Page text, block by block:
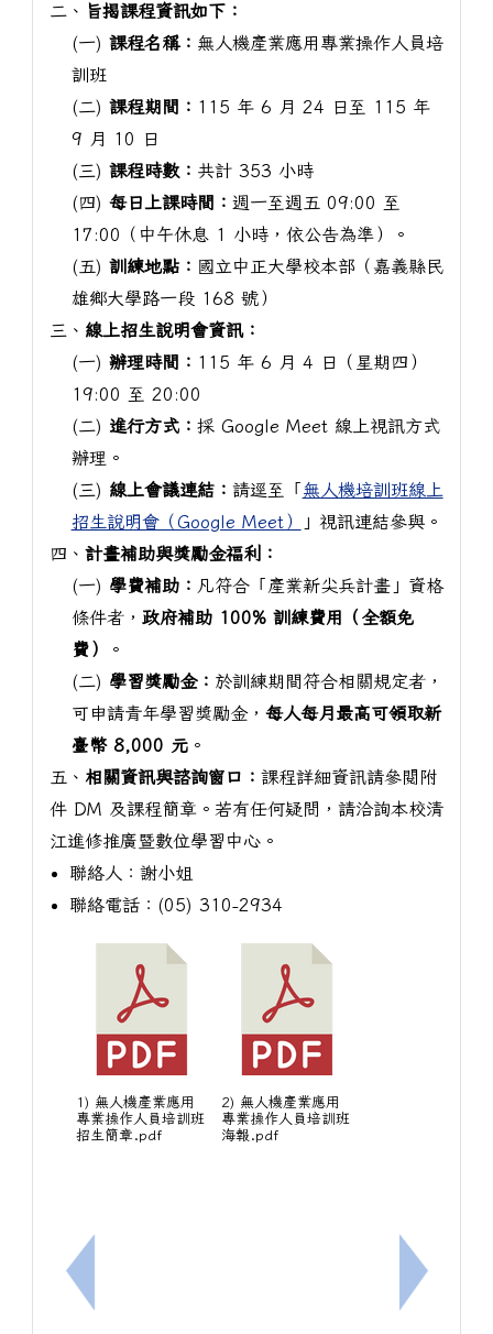
上一筆：[輔]臺南市動物防疫保護處「115年度臺南
二、
旨揭課程資訊如下：
(一) 課程名稱： 無人機產業應用專業操作人員培
訓班
(二) 課程期間： 115 年 6 月 24 日至 115 年
9 月 10 日
(三) 課程時數： 共計 353 小時
(四) 每日上課時間： 週一至週五 09:00 至
17:00（中午休息 1 小時，依公告為準）。
(五) 訓練地點： 國立中正大學校本部（嘉義縣民
雄鄉大學路一段 168 號）
三、 線上招生說明會資訊：
(一) 辦理時間： 115 年 6 月 4 日（星期四）
19:00 至 20:00
(二) 進行方式： 採 Google Meet 線上視訊方式
辦理。
(三) 線上會議連結： 請逕至「 無人機培訓班線上
招生說明會（Google Meet）
」視訊連結參與。
四、 計畫補助與獎勵金福利：
(一) 學費補助： 凡符合「產業新尖兵計畫」資格
條件者， 政府補助 100% 訓練費用（全額免
費）
。
(二) 學習獎勵金： 於訓練期間符合相關規定者，
可申請青年學習獎勵金， 每人每月最高可領取新
臺幣 8,000 元。
五、 相關資訊與諮詢窗口： 課程詳細資訊請參閱附
件 DM 及課程簡章。若有任何疑問，請洽詢本校清
江進修推廣暨數位學習中心。
聯絡人：謝小姐
聯絡電話：(05) 310-2934
1) 無人機產業應用
專業操作人員培訓班
招生簡章.pdf
2) 無人機產業應用
專業操作人員培訓班
海報.pdf
下一筆：